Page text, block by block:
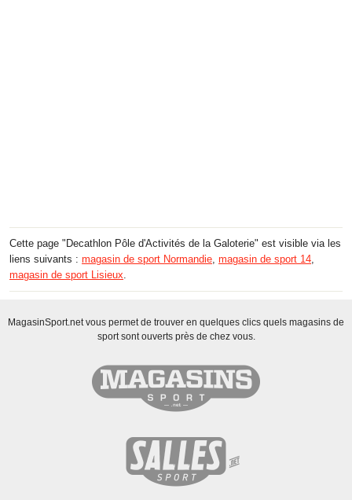
Cette page "Decathlon Pôle d'Activités de la Galoterie" est visible via les
liens suivants : magasin de sport Normandie, magasin de sport 14,
magasin de sport Lisieux.
MagasinSport.net vous permet de trouver en quelques clics quels magasins de
sport sont ouverts près de chez vous.